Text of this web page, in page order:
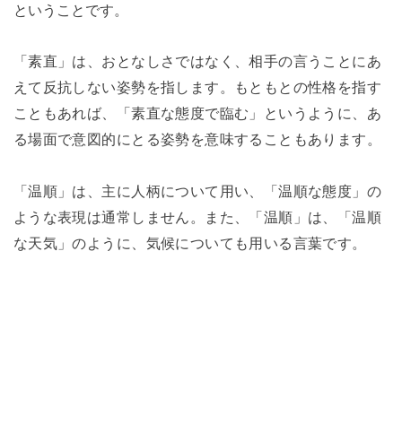
ということです。
「素直」は、おとなしさではなく、相手の言うことにあ
えて反抗しない姿勢を指します。もともとの性格を指す
こともあれば、「素直な態度で臨む」というように、あ
る場面で意図的にとる姿勢を意味することもあります。
「温順」は、主に人柄について用い、「温順な態度」の
ような表現は通常しません。また、「温順」は、「温順
な天気」のように、気候についても用いる言葉です。